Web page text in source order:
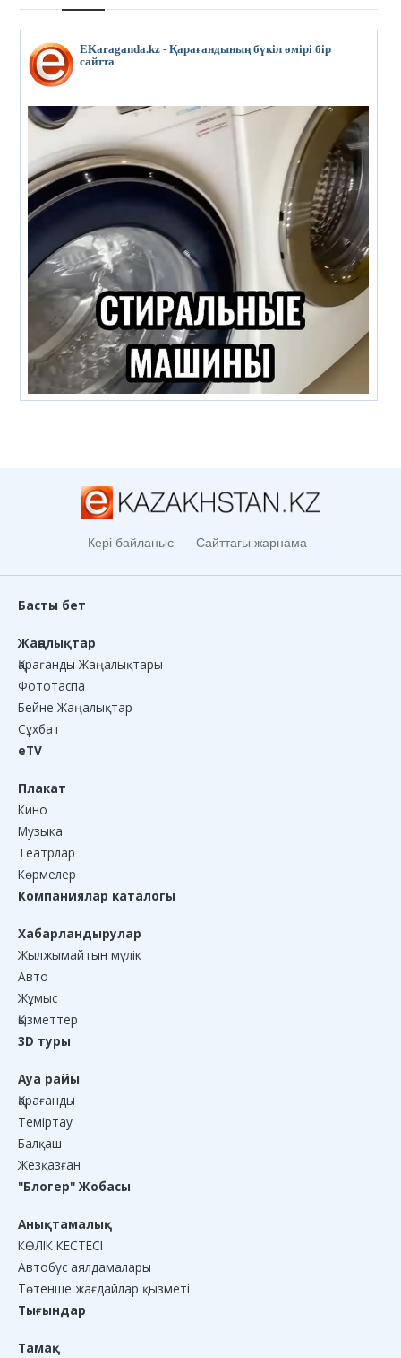
EKaraganda.kz - Қарағандының бүкіл өмірі бір
сайтта
Кері байланыс Сайттағы жарнама
Басты бет
Жаңалықтар
Қарағанды Жаңалықтары
Фототаспа
Бейне Жаңалықтар
Сұхбат
eTV
Плакат
Кино
Музыка
Театрлар
Көрмелер
Компаниялар каталогы
Хабарландырулар
Жылжымайтын мүлік
Авто
Жұмыс
Қызметтер
3D туры
Ауа райы
Қарағанды
Теміртау
Балқаш
Жезқазған
"Блогер" Жобасы
Анықтамалық
КӨЛІК КЕСТЕСІ
Автобус аялдамалары
Төтенше жағдайлар қызметі
Тығындар
Тамақ